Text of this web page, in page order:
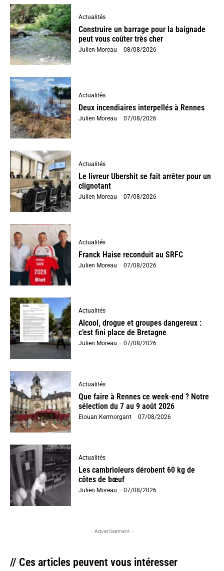
Actualités
Construire un barrage pour la baignade
peut vous coûter très cher
Julien Moreau - 08/08/2026
Actualités
Deux incendiaires interpellés à Rennes
Julien Moreau - 07/08/2026
Actualités
Le livreur Ubershit se fait arrêter pour un
clignotant
Julien Moreau - 07/08/2026
Actualités
Franck Haise reconduit au SRFC
Julien Moreau - 07/08/2026
Actualités
Alcool, drogue et groupes dangereux :
c’est fini place de Bretagne
Julien Moreau - 07/08/2026
Actualités
Que faire à Rennes ce week-end ? Notre
sélection du 7 au 9 août 2026
Elouan Kermorgant - 07/08/2026
Actualités
Les cambrioleurs dérobent 60 kg de
côtes de bœuf
Julien Moreau - 07/08/2026
- Advertisement -
// Ces articles peuvent vous intéresser